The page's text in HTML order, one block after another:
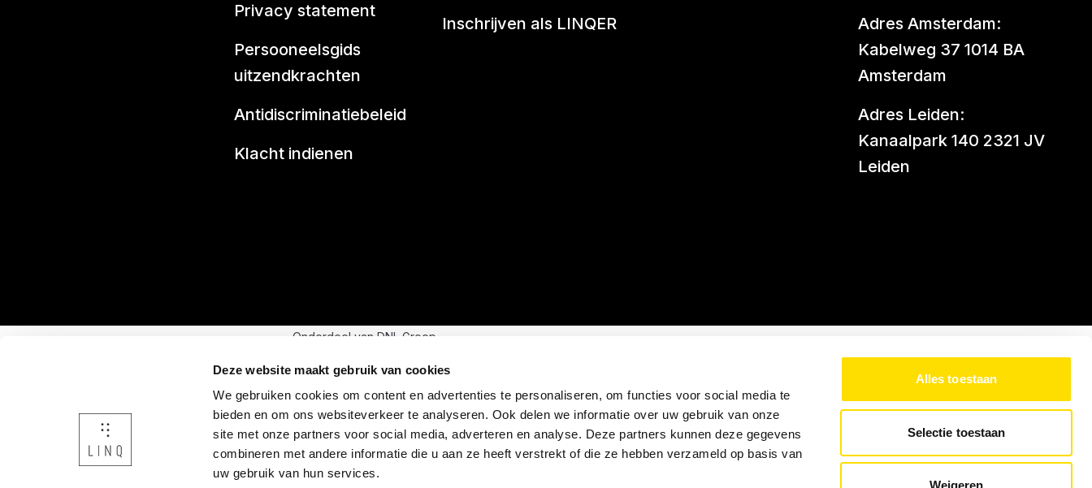
Deze website maakt gebruik van cookies
We gebruiken cookies om content en advertenties te personaliseren, om functies voor social media te
bieden en om ons websiteverkeer te analyseren. Ook delen we informatie over uw gebruik van onze
site met onze partners voor social media, adverteren en analyse. Deze partners kunnen deze gegevens
combineren met andere informatie die u aan ze heeft verstrekt of die ze hebben verzameld op basis van
uw gebruik van hun services.
Alles toestaan
Selectie toestaan
Weigeren
Privacy statement
Persooneelsgids
uitzendkrachten
Antidiscriminatiebeleid
Klacht indienen
Inschrijven als LINQER
Adres Amsterdam:
Kabelweg 37 1014 BA
Amsterdam
Adres Leiden:
Kanaalpark 140 2321 JV
Leiden
Onderdeel van DNL Groep